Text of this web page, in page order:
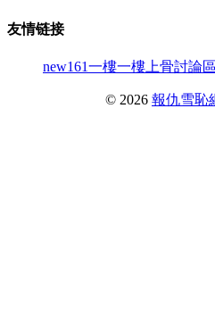
友情链接
new161一樓一樓上骨討論區
© 2026 報仇雪恥